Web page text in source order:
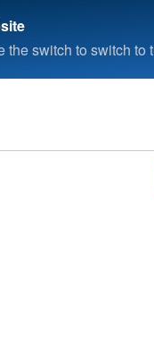
the switch to switch to